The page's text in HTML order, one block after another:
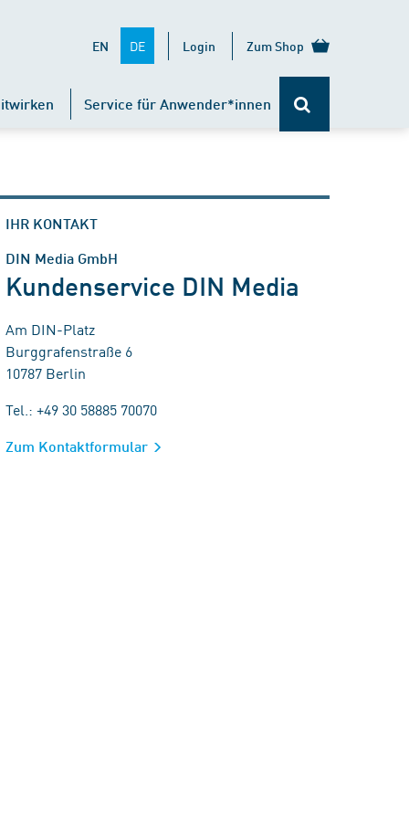
EN DE Login Zum Shop
Service für Anwender*innen
IHR KONTAKT
DIN Media GmbH
Kundenservice DIN Media
Am DIN-Platz
Burggrafenstraße 6
10787 Berlin
Tel.: +49 30 58885 70070
Zum Kontaktformular